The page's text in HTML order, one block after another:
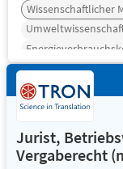
Wissenschaftlicher
Jurist,
Vergaberecht